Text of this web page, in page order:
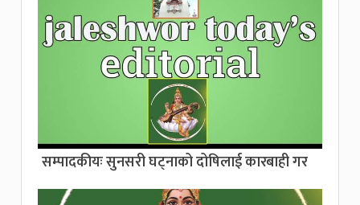
सम्पादकीयः सुनसरी घट्नाको दोषिलाई कारबाही गर